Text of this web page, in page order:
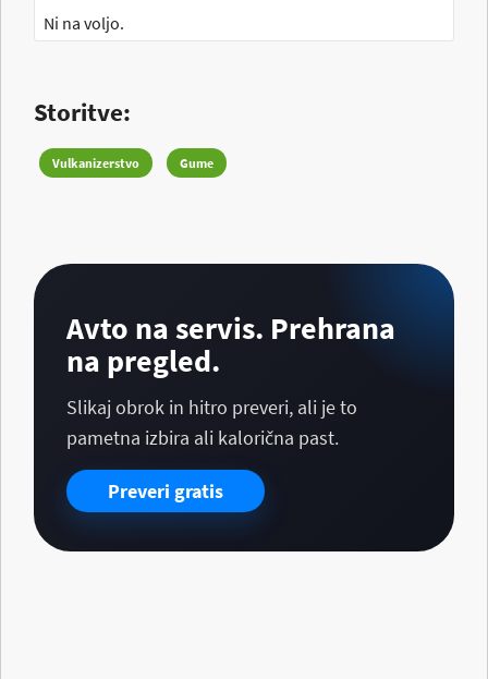
Ni na voljo.
Storitve:
Vulkanizerstvo Gume
Avto na servis. Prehrana
na pregled.
Slikaj obrok in hitro preveri, ali je to
pametna izbira ali kalorična past.
Preveri gratis